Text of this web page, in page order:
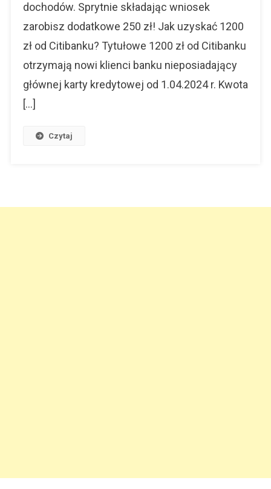
dochodów. Sprytnie składając wniosek
zarobisz dodatkowe 250 zł! Jak uzyskać 1200
zł od Citibanku? Tytułowe 1200 zł od Citibanku
otrzymają nowi klienci banku nieposiadający
głównej karty kredytowej od 1.04.2024 r. Kwota
[…]
Czytaj